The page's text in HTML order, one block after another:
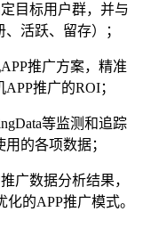
目标用户群，并与
活跃、留存）；
推广方案，精准
推广的ROI；
等监测和追踪
的各项数据；
广数据分析结果，
的APP推广模式。